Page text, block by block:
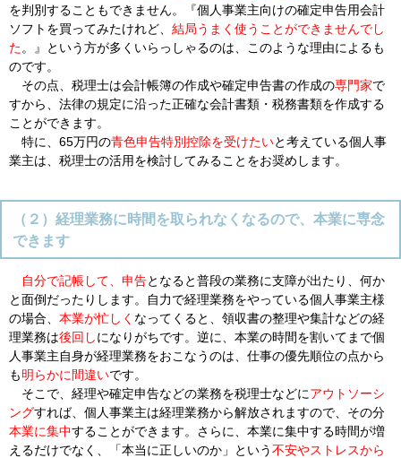
を判別することもできません。『個人事業主向けの確定申告用会計
ソフトを買ってみたけれど、 結局うまく使うことができませんでし
た。』という方が多くいらっしゃるのは、このような理由によるも
のです。
その点、税理士は会計帳簿の作成や確定申告書の作成の専門家で
すから、法律の規定に沿った正確な会計書類・税務書類を作成する
ことができます。
特に、65万円の青色申告特別控除を受けたいと考えている個人事
業主は、税理士の活用を検討してみることをお奨めします。
（２）経理業務に時間を取られなくなるので、本業に専念
できます
自分で記帳して、申告となると普段の業務に支障が出たり、何か
と面倒だったりします。自力で経理業務をやっている個人事業主様
の場合、 本業が忙しく なってくると、領収書の整理や集計などの経
理業務は後回しになりがちです。逆に、本業の時間を割いてまで個
人事業主自身が経理業務をおこなうのは、仕事の優先順位の点から
も明らかに間違いです。
そこで、経理や確定申告などの業務を税理士などにアウトソーシ
ングすれば、個人事業主は経理業務から解放されますので、その分
本業に集中することができます。さらに、本業に集中する時間が増
えるだけでなく、「本当に正しいのか」という不安やストレスから